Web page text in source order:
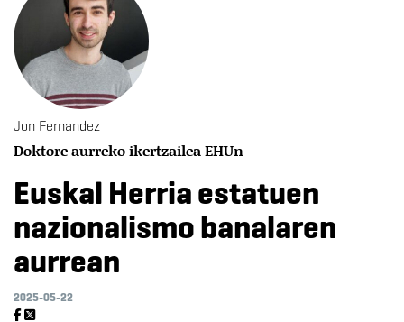
Jon Fernandez
Doktore aurreko ikertzailea EHUn
Euskal Herria estatuen
nazionalismo banalaren
aurrean
2025-05-22